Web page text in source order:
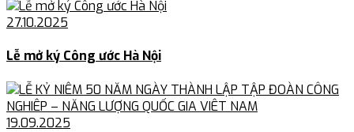
27.10.2025
Lễ mở ký Công ước Hà Nội
19.09.2025